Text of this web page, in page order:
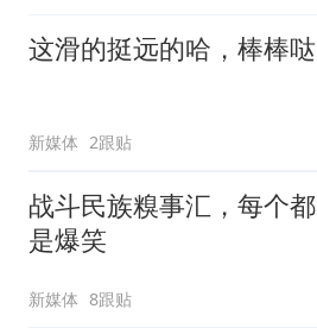
这滑的挺远的哈，棒棒哒
新媒体 2跟贴
战斗民族糗事汇，每个都
是爆笑
新媒体 8跟贴